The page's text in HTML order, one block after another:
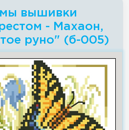
вышивки
- Махаон,
руно" (б-005)